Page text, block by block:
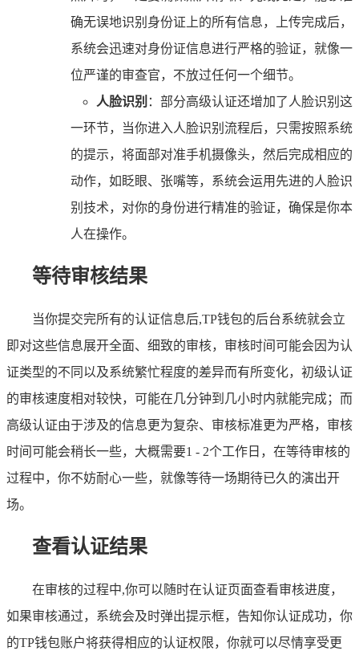
确无误地识别身份证上的所有信息，上传完成后，
系统会迅速对身份证信息进行严格的验证，就像一
位严谨的审查官，不放过任何一个细节。
人脸识别 ：部分高级认证还增加了人脸识别这
一环节，当你进入人脸识别流程后，只需按照系统
的提示，将面部对准手机摄像头，然后完成相应的
动作，如眨眼、张嘴等，系统会运用先进的人脸识
别技术，对你的身份进行精准的验证，确保是你本
人在操作。
等待审核结果
当你提交完所有的认证信息后,TP钱包的后台系统就会立
即对这些信息展开全面、细致的审核，审核时间可能会因为认
证类型的不同以及系统繁忙程度的差异而有所变化，初级认证
的审核速度相对较快，可能在几分钟到几小时内就能完成；而
高级认证由于涉及的信息更为复杂、审核标准更为严格，审核
时间可能会稍长一些，大概需要1 - 2个工作日，在等待审核的
过程中，你不妨耐心一些，就像等待一场期待已久的演出开
场。
查看认证结果
在审核的过程中,你可以随时在认证页面查看审核进度，
如果审核通过，系统会及时弹出提示框，告知你认证成功，你
的TP钱包账户将获得相应的认证权限，你就可以尽情享受更